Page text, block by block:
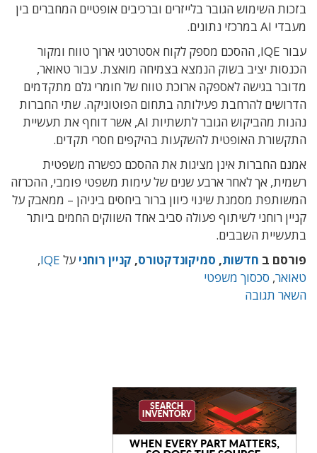
בזכות השימוש הגובר בלייזרים וברכיבים אופטיים המחברים בין
מעבדי AI במרכזי נתונים.
עבור IQE, ההסכם מספק לקוח אסטרטגי ארוך טווח ומקור
הכנסות יציב בשוק הנמצא בצמיחה מואצת. עבור טאואר,
מדובר בגישה לאספקה ארוכת טווח של חומרי גלם מתקדמים
הדרושים להרחבת פעילותה בתחום הפוטוניקה. שתי החברות
נהנות מהביקוש הגובר לתשתיות AI, אשר דוחף את תעשיית
התקשורת האופטית להשקעות בהיקפים חסרי תקדים.
אמנם החברות אינן מציגות את ההסכם כפשרה משפטית
רשמית, אך לאחר ארבע שנים של עימות משפטי פומבי, ההכרזה
המשותפת מסמנת שינוי כיוון ברור ביחסים ביניהן – ממאבק על
קניין רוחני לשיתוף פעולה סביב אחד השווקים החמים ביותר
בתעשיית השבבים.
פורסם ב חדשות, סמיקונדקטורס, קניין רוחני על IQE
,
טאואר, סכסוך משפטי
השאר תגובה